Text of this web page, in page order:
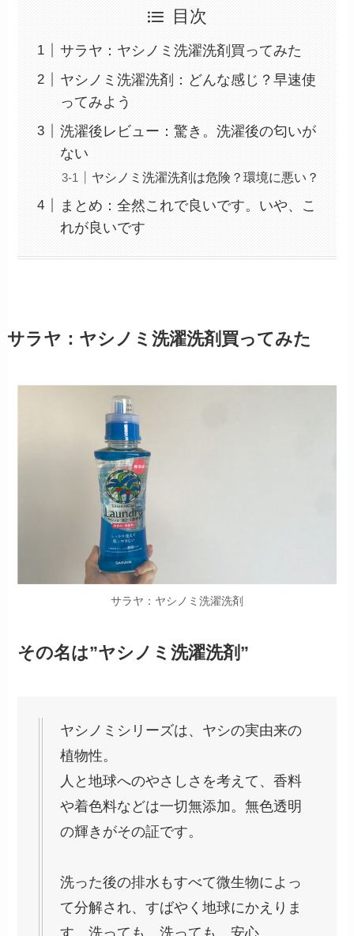
目次
サラヤ：ヤシノミ洗濯洗剤買ってみた
ヤシノミ洗濯洗剤：どんな感じ？早速使
ってみよう
洗濯後レビュー：驚き。洗濯後の匂いが
ない
ヤシノミ洗濯洗剤は危険？環境に悪い？
まとめ：全然これで良いです。いや、こ
れが良いです
サラヤ：ヤシノミ洗濯洗剤買ってみた
サラヤ：ヤシノミ洗濯洗剤
その名は”ヤシノミ洗濯洗剤”
ヤシノミシリーズは、ヤシの実由来の
植物性。
人と地球へのやさしさを考えて、香料
や着色料などは一切無添加。無色透明
の輝きがその証です。
洗った後の排水もすべて微生物によっ
て分解され、すばやく地球にかえりま